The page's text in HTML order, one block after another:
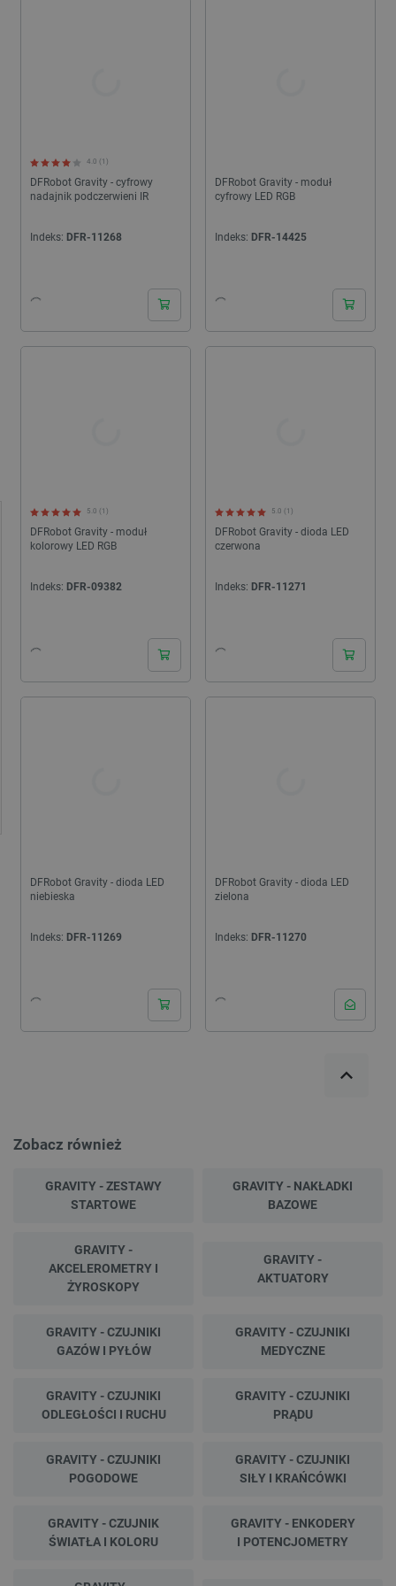
DFRobot Gravity - cyfrowy
nadajnik podczerwieni IR
4.0 (1)
Indeks: DFR-11268
DFRobot Gravity - moduł
cyfrowy LED RGB
Indeks: DFR-14425
DFRobot Gravity - moduł
kolorowy LED RGB
5.0 (1)
Indeks: DFR-09382
DFRobot Gravity - dioda LED
czerwona
5.0 (1)
Indeks: DFR-11271
DFRobot Gravity - dioda LED
niebieska
Indeks: DFR-11269
DFRobot Gravity - dioda LED
zielona
Indeks: DFR-11270
Zobacz również
GRAVITY - ZESTAWY
STARTOWE
GRAVITY - NAKŁADKI
BAZOWE
GRAVITY -
AKCELEROMETRY I
ŻYROSKOPY
GRAVITY -
AKTUATORY
GRAVITY - CZUJNIKI
GAZÓW I PYŁÓW
GRAVITY - CZUJNIKI
MEDYCZNE
GRAVITY - CZUJNIKI
ODLEGŁOŚCI I RUCHU
GRAVITY - CZUJNIKI
PRĄDU
GRAVITY - CZUJNIKI
POGODOWE
GRAVITY - CZUJNIKI
SIŁY I KRAŃCÓWKI
GRAVITY - CZUJNIK
ŚWIATŁA I KOLORU
GRAVITY - ENKODERY
I POTENCJOMETRY